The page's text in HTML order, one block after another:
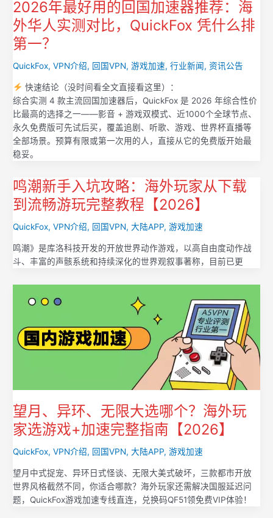
2026年最好用的回国加速器推荐：海
外华人实测对比，QuickFox 凭什么排
第一？
QuickFox,VPN介绍, 回国VPN,游戏加速,行业新闻,资讯公告
快速结论（没时间看全文直接看这里）：
综合实测 4 款主流回国加速器后，QuickFox 是 2026 年综合性价
比最高的选择之一——影音 + 游戏双模式、近1000个全球节点、
永久免费版可先试后买，覆盖追剧、听歌、游戏、世界杯直播等
全部场景。预算有限或第一次用的人，直接从它的免费版开始最
稳妥。
鸣潮新手入坑攻略：海外玩家从下载
到流畅游玩完整教程【2026】
QuickFox,VPN介绍, 回国VPN,大陆APP,游戏加速
鸣潮》是库洛科技开发的开放世界动作游戏，以高自由度动作战
斗、丰富的声骸系统和持续深化的世界观叙事著称，目前已更
望月、异环、无限大选哪个？海外玩
家选游戏+加速完整指南【2026】
QuickFox,VPN介绍, 回国VPN,大陆APP,游戏加速
望月中式捉宠、异环日式怪谈、无限大美式破坏，三款都市开放
世界风格截然不同，你适合哪款？海外玩家还需解决国服延迟问
题，QuickFox游戏加速专线直连，兑换码QF51领免费VIP体验！